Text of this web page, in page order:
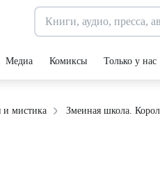
Медиа Комиксы Только у нас
мистика Змеиная школа.